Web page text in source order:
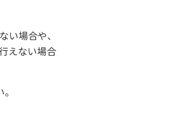
い場合や、
えない場合